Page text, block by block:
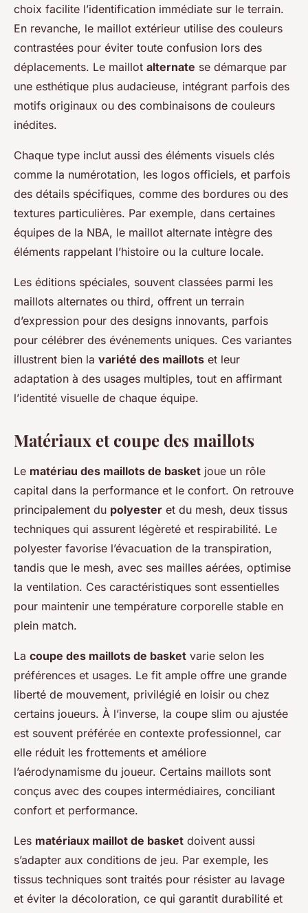
choix facilite l’identification immédiate sur le terrain.
En revanche, le maillot extérieur utilise des couleurs
contrastées pour éviter toute confusion lors des
déplacements. Le maillot alternate se démarque par
une esthétique plus audacieuse, intégrant parfois des
motifs originaux ou des combinaisons de couleurs
inédites.
Chaque type inclut aussi des éléments visuels clés
comme la numérotation, les logos officiels, et parfois
des détails spécifiques, comme des bordures ou des
textures particulières. Par exemple, dans certaines
équipes de la NBA, le maillot alternate intègre des
éléments rappelant l’histoire ou la culture locale.
Les éditions spéciales, souvent classées parmi les
maillots alternates ou third, offrent un terrain
d’expression pour des designs innovants, parfois
pour célébrer des événements uniques. Ces variantes
illustrent bien la variété des maillots et leur
adaptation à des usages multiples, tout en affirmant
l’identité visuelle de chaque équipe.
Matériaux et coupe des maillots
Le matériau des maillots de basket joue un rôle
capital dans la performance et le confort. On retrouve
principalement du polyester et du mesh, deux tissus
techniques qui assurent légèreté et respirabilité. Le
polyester favorise l’évacuation de la transpiration,
tandis que le mesh, avec ses mailles aérées, optimise
la ventilation. Ces caractéristiques sont essentielles
pour maintenir une température corporelle stable en
plein match.
La coupe des maillots de basket varie selon les
préférences et usages. Le fit ample offre une grande
liberté de mouvement, privilégié en loisir ou chez
certains joueurs. À l’inverse, la coupe slim ou ajustée
est souvent préférée en contexte professionnel, car
elle réduit les frottements et améliore
l’aérodynamisme du joueur. Certains maillots sont
conçus avec des coupes intermédiaires, conciliant
confort et performance.
Les matériaux maillot de basket doivent aussi
s’adapter aux conditions de jeu. Par exemple, les
tissus techniques sont traités pour résister au lavage
et éviter la décoloration, ce qui garantit durabilité et